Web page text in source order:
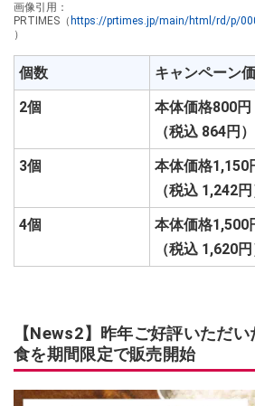
画像引用：
PRTIMES（ https://prtimes.jp/main/html/rd/p/
）
個数 キャンペーン
2個
本体価格800円
（税込 864円）
3個
本体価格1,150
（税込 1,242円
4個
本体価格1,500
（税込 1,620円
【News2】昨年ご好評いただ
食を期間限定で販売開始